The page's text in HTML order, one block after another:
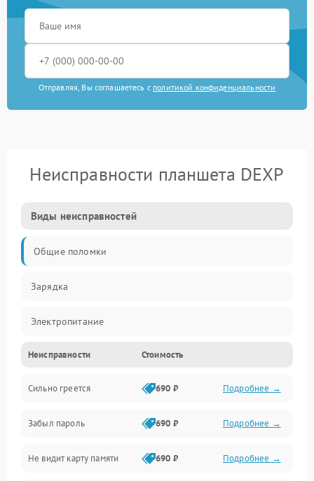
Отправляя, Вы соглашаетесь с политикой конфиденциальности
Неисправности планшета DEXP
Виды неисправностей
Общие поломки
Зарядка
Электропитание
Экран и изображение
Дисплей
Экран (дисплей)
Связь
Неисправности Стоимость
Сильно греется 690 ₽ Подробнее →
Забыл пароль 690 ₽ Подробнее →
Не видит карту памяти 690 ₽ Подробнее →